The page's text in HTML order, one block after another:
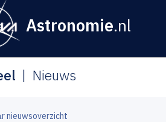
Astronomie.nl
Nieuws
nieuwsoverzicht